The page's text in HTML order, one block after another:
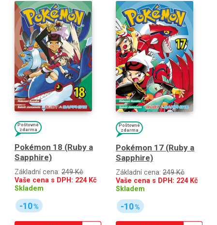
Poštovné
zdarma
Pokémon 18 (Ruby a
Sapphire)
Základní cena: 249 Kč
Vaše cena s DPH: 224Kč
Skladem
-10%
Poštovné
zdarma
Pokémon 17 (Ruby a
Sapphire)
Základní cena: 249 Kč
Vaše cena s DPH: 224Kč
Skladem
-10%